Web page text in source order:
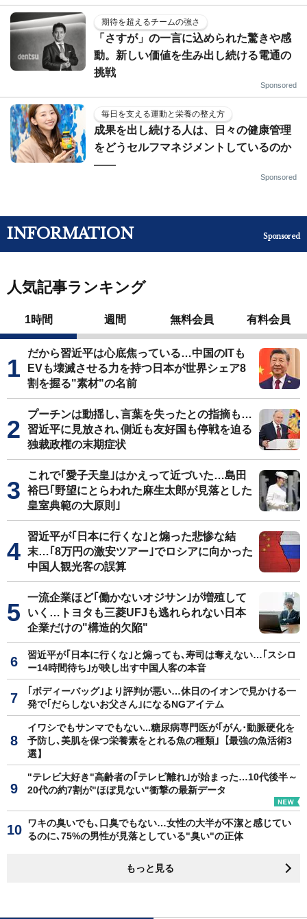
期待を超えるチームの強さ
「さすが」の一言に込められた驚きや感
動。新しい価値を生み出し続ける電通の
挑戦
Sponsored
毎日を支える運動と栄養の整え方
成果を出し続ける人は、日々の健康管理
をどうセルフマネジメントしているのか
——
Sponsored
INFORMATION Sponsored
人気記事ランキング
1時間 週間 無料会員 有料会員
だから習近平は心底焦っている…中国のITも
EVも壊滅させる力を持つ日本が世界シェア8
割を握る"素材"の名前
プーチンは動揺し､言葉を失ったとの指摘も…
習近平に見放され､側近も友好国も停戦を迫る
独裁政権の末期症状
これで｢愛子天皇｣はかえって近づいた…島田
裕巳｢野望にとらわれた麻生太郎が見落とした
皇室典範の大原則｣
習近平が｢日本に行くな｣と煽った悲惨な結
末…｢8万円の激安ツアー｣でロシアに向かった
中国人観光客の誤算
一流企業ほど｢働かないオジサン｣が増殖して
いく…トヨタも三菱UFJも逃れられない日本
企業だけの"構造的欠陥"
習近平が｢日本に行くな｣と煽っても､寿司は奪えない…｢スシロ
ー14時間待ち｣が映し出す中国人客の本音
｢ボディーバッグ｣より評判が悪い…休日のイオンで見かける一
発で｢だらしないお父さん｣になるNGアイテム
イワシでもサンマでもない...糖尿病専門医が｢がん･動脈硬化を
予防し､美肌を保つ栄養素をとれる魚の種類｣【最強の魚活術3
選】
"テレビ大好き"高齢者の｢テレビ離れ｣が始まった…10代後半～
20代の約7割が"ほぼ見ない"衝撃の最新データ
ワキの臭いでも､口臭でもない…女性の大半が不潔と感じてい
るのに､75%の男性が見落としている"臭い"の正体
もっと見る